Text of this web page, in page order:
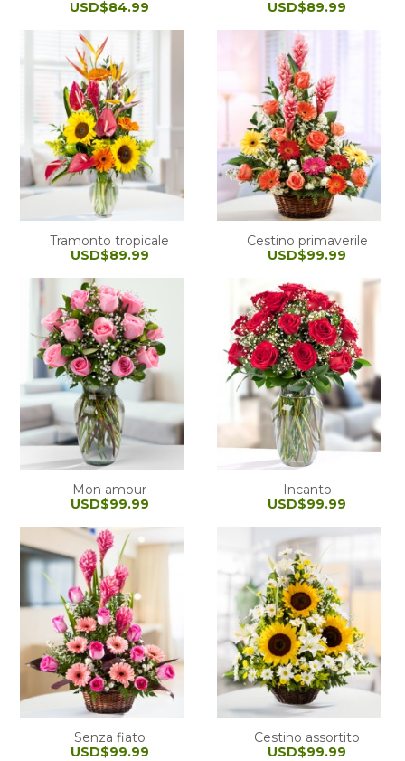
USD$84.99
USD$89.99
Tramonto tropicale
USD$89.99
Cestino primaverile
USD$99.99
Mon amour
USD$99.99
Incanto
USD$99.99
Senza fiato
USD$99.99
Cestino assortito
USD$99.99